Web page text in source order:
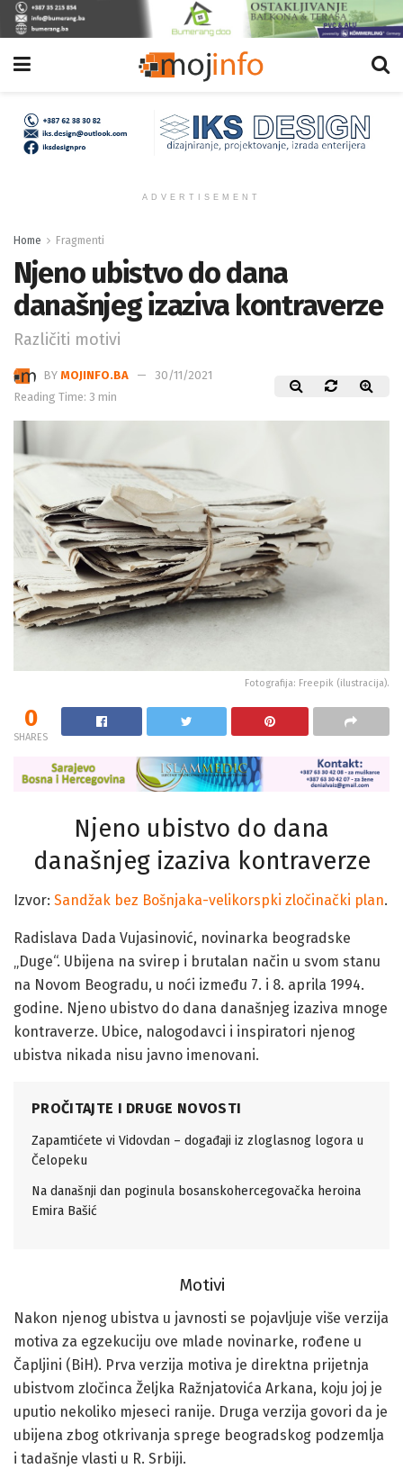
ADVERTISEMENT
Home Fragmenti
Njeno ubistvo do dana
današnjeg izaziva kontraverze
Različiti motivi
BY MOJINFO.BA
30/11/2021
Reading Time: 3 min
Fotografija: Freepik (ilustracija).
0
SHARES
Njeno ubistvo do dana
današnjeg izaziva kontraverze
Izvor: Sandžak bez Bošnjaka-velikorspki zločinački plan.
Radislava Dada Vujasinović, novinarka beogradske
„Duge“. Ubijena na svirep i brutalan način u svom stanu
na Novom Beogradu, u noći između 7. i 8. aprila 1994.
godine. Njeno ubistvo do dana današnjeg izaziva mnoge
kontraverze. Ubice, nalogodavci i inspiratori njenog
ubistva nikada nisu javno imenovani.
PROČITAJTE I DRUGE NOVOSTI
Zapamtićete vi Vidovdan – događaji iz zloglasnog logora u
Čelopeku
Na današnji dan poginula bosanskohercegovačka heroina
Emira Bašić
Motivi
Nakon njenog ubistva u javnosti se pojavljuje više verzija
motiva za egzekuciju ove mlade novinarke, rođene u
Čapljini (BiH). Prva verzija motiva je direktna prijetnja
ubistvom zločinca Željka Ražnjatovića Arkana, koju joj je
uputio nekoliko mjeseci ranije. Druga verzija govori da je
ubijena zbog otkrivanja sprege beogradskog podzemlja
i tadašnje vlasti u R. Srbiji.